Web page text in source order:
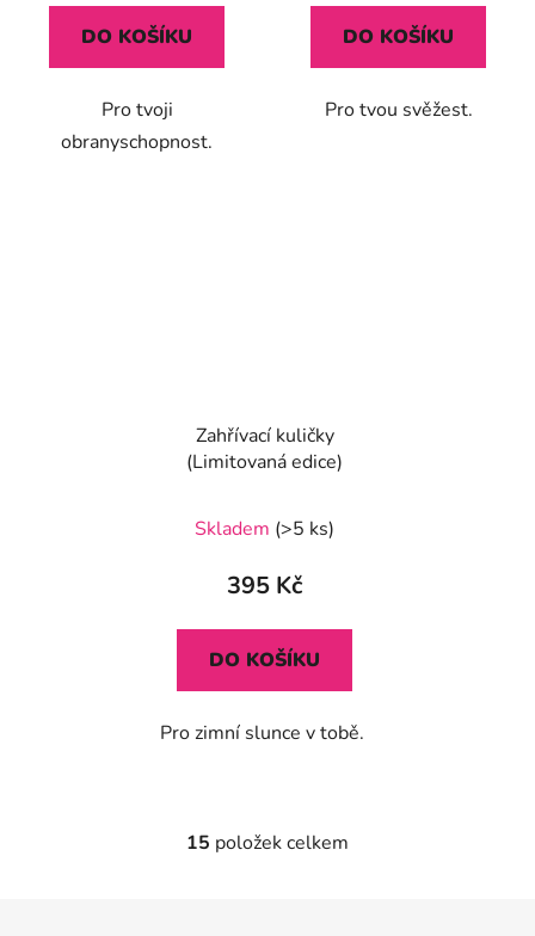
5,0
z
hvězdiček.
DO KOŠÍKU
Pro tvoji
obranyschopnost.
DO KOŠÍKU
Pro tvou svěžest.
Zahřívací kuličky
(Limitovaná edice)
hodnocení
produktu
5,0
z
hvězdiček.
Skladem (>5 ks)
395 Kč
DO KOŠÍKU
Pro zimní slunce v tobě.
O
15 položek celkem